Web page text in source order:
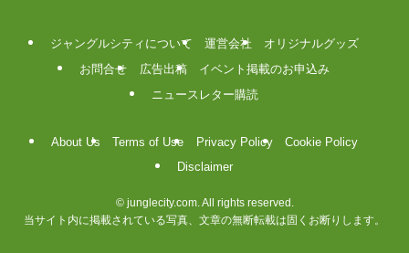
ジャングルシティについて 運営会社
オリジナルグッズ
お問合せ
広告出稿
イベント掲載のお申込み
ニュースレター購読
About Us Terms of Use Privacy Policy
Cookie Policy
Disclaimer
©junglecity.com. All rights reserved.
当サイト内に掲載されている写真、文章の無断転載は固くお断りします。